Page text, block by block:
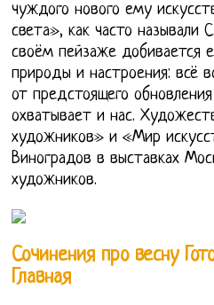
чуждого нового ему
света», как часто называли
своём пейзаже добивается
природы и настроения: всё
от предстоящего
охватывает и нас.
художников» и «Мир
Виноградов в выставках
художников.
Сочинения про весну
Главная